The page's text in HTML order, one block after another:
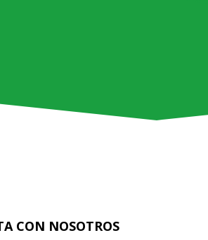
CON NOSOTROS